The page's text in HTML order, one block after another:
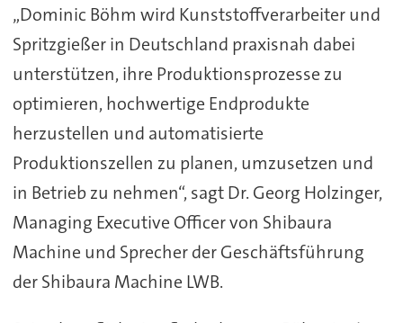
„Dominic Böhm wird Kunststoffverarbeiter und
Spritzgießer in Deutschland praxisnah dabei
unterstützen, ihre Produktionsprozesse zu
optimieren, hochwertige Endprodukte
herzustellen und automatisierte
Produktionszellen zu planen, umzusetzen und
in Betrieb zu nehmen“, sagt Dr. Georg Holzinger,
Managing Executive Officer von Shibaura
Machine und Sprecher der Geschäftsführung
der Shibaura Machine LWB.